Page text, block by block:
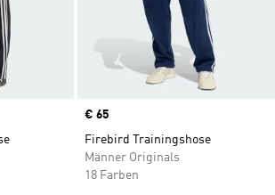
Price
€ 65
Firebird Trainingshose
Männer Originals
18 Farben